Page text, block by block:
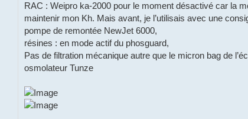
RAC : Weipro ka-2000 pour le moment désactivé car la
maintenir mon Kh. Mais avant, je l’utilisais avec une
pompe de remontée NewJet 6000,
résines : en mode actif du phosguard,
Pas de filtration mécanique autre que le micron bag de
osmolateur Tunze